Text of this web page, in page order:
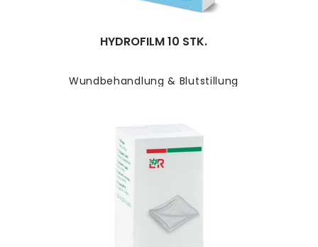
Wundbehandlung & Blutstillung
HYDROFILM 10 STK.